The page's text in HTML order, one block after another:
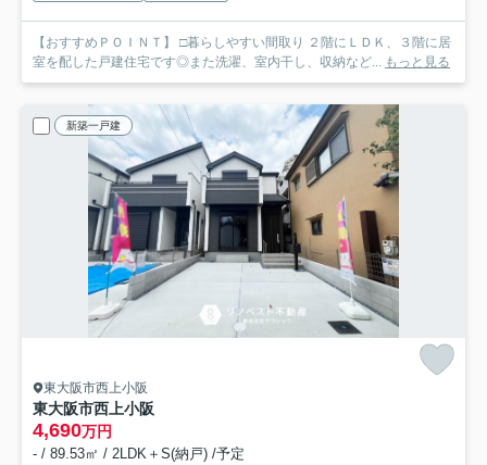
【おすすめＰＯＩＮＴ】 □暮らしやすい間取り ２階にＬＤＫ、３階に居
室を配した戸建住宅です◎また洗濯、室内干し、収納など...
もっと見る
新築一戸建
東大阪市西上小阪
東大阪市西上小阪
4,690万円
- / 89.53㎡ / 2LDK＋S(納戸) /予定